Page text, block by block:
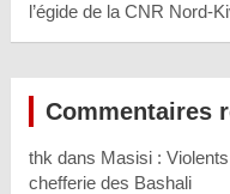
l’égide de la CNR Nord-
Commentaires
thk dans Masisi :
chefferie des Bashali